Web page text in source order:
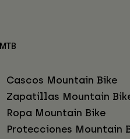
MTB
Cascos Mountain Bike
Zapatillas Mountain
Ropa Mountain Bike
Protecciones Mountain